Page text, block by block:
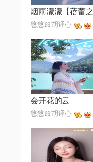
悠悠🎀胡译心
会开花的云
悠悠🎀胡译心